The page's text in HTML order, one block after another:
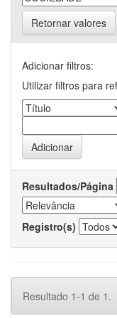
Retornar valores
Adicionar filtros:
Utilizar filtros para
Resultados/Página
Registro(s)
Resultado 1-1 de 1.